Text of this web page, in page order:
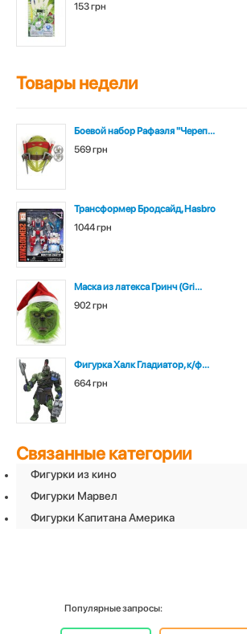
153 грн
Товары недели
Боевой набор Рафаэля "Череп...
569 грн
Трансформер Бродсайд, Hasbro
1044 грн
Маска из латекса Гринч (Gri...
902 грн
Фигурка Халк Гладиатор, к/ф...
664 грн
Связанные категории
Фигурки из кино
Фигурки Марвел
Фигурки Капитана Америка
Популярные запросы: